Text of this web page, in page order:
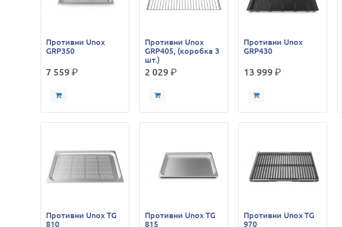
Противни Unox
GRP350
7 559р.
Противни Unox
GRP405, (коробка 3
шт.)
2 029р.
Противни Unox
GRP430
13 999р.
Противни Unox TG
810
Противни Unox TG
815
Противни Unox TG
970